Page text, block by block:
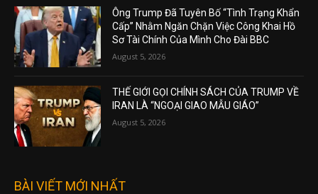
Ông Trump Đã Tuyên Bố “Tình Trạng Khẩn
Cấp” Nhằm Ngăn Chặn Việc Công Khai Hồ
Sơ Tài Chính Của Mình Cho Đài BBC
August 5, 2026
THẾ GIỚI GỌI CHÍNH SÁCH CỦA TRUMP VỀ
IRAN LÀ “NGOẠI GIAO MẪU GIÁO”
August 5, 2026
BÀI VIẾT MỚI NHẤT